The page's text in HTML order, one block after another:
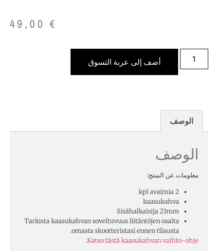
49,00€
أضف إلى عربة التسوق
الوصف
الوصف
معلومات عن المنتج:
2 kpl avaimia
kaasukahva
Sisähalkaisija 23mm
Tarkista kaasukahvan soveltuvuus liitäntöjen osalta
omasta skootteristasi ennen tilausta.
Katso tästä kaasukahvan vaihto-ohje.